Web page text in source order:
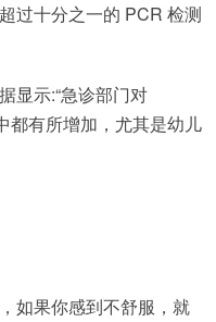
过十分之一的 PCR 检测
显示:“急诊部门对
都有所增加，尤其是幼儿
如果你感到不舒服，就